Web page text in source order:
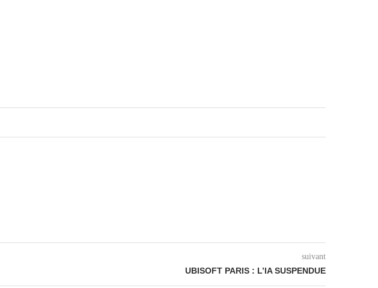
suivant
UBISOFT PARIS : L’IA SUSPENDUE